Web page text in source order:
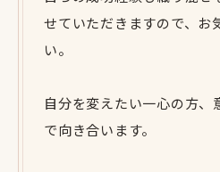
せていただきますので、お
い。
自分を変えたい一心の方、
で向き合います。